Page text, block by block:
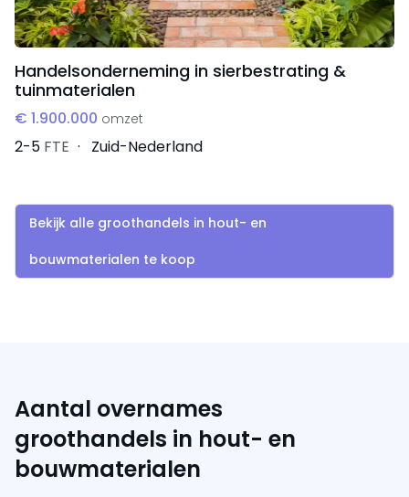
Handelsonderneming in sierbestrating &
tuinmaterialen
€ 1.900.000 omzet
2-5 FTE Zuid-Nederland
Bekijk alle groothandels in hout- en
bouwmaterialen te koop
Aantal overnames
groothandels in hout- en
bouwmaterialen